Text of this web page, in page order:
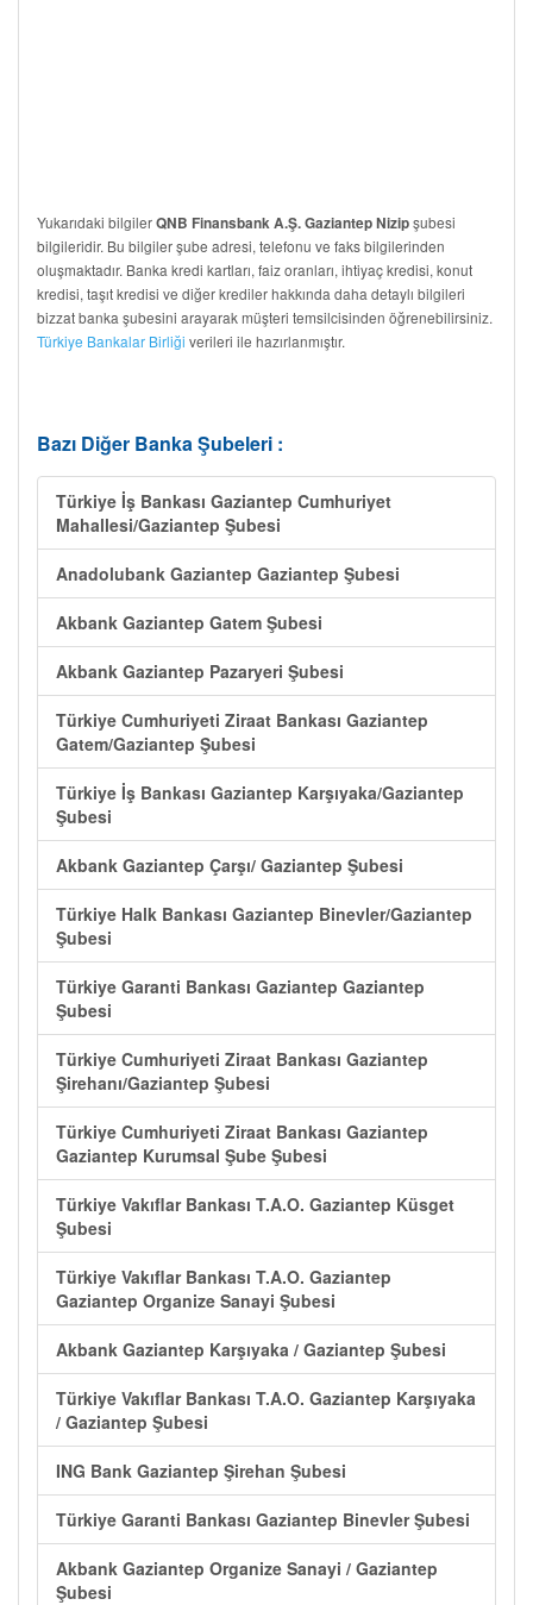
Yukarıdaki bilgilerQNB Finansbank A.Ş. Gaziantep Nizipşubesi
bilgileridir. Bu bilgiler şube adresi, telefonu ve faks bilgilerinden
oluşmaktadır. Banka kredi kartları, faiz oranları, ihtiyaç kredisi, konut
kredisi, taşıt kredisi ve diğer krediler hakkında daha detaylı bilgileri
bizzat banka şubesini arayarak müşteri temsilcisinden öğrenebilirsiniz.
Türkiye Bankalar Birliği verileri ile hazırlanmıştır.
Bazı Diğer Banka Şubeleri :
Türkiye İş Bankası Gaziantep Cumhuriyet
Mahallesi/Gaziantep Şubesi
Anadolubank Gaziantep Gaziantep Şubesi
Akbank Gaziantep Gatem Şubesi
Akbank Gaziantep Pazaryeri Şubesi
Türkiye Cumhuriyeti Ziraat Bankası Gaziantep
Gatem/Gaziantep Şubesi
Türkiye İş Bankası Gaziantep Karşıyaka/Gaziantep
Şubesi
Akbank Gaziantep Çarşı/ Gaziantep Şubesi
Türkiye Halk Bankası Gaziantep Binevler/Gaziantep
Şubesi
Türkiye Garanti Bankası Gaziantep Gaziantep
Şubesi
Türkiye Cumhuriyeti Ziraat Bankası Gaziantep
Şirehanı/Gaziantep Şubesi
Türkiye Cumhuriyeti Ziraat Bankası Gaziantep
Gaziantep Kurumsal Şube Şubesi
Türkiye Vakıflar Bankası T.A.O. Gaziantep Küsget
Şubesi
Türkiye Vakıflar Bankası T.A.O. Gaziantep
Gaziantep Organize Sanayi Şubesi
Akbank Gaziantep Karşıyaka / Gaziantep Şubesi
Türkiye Vakıflar Bankası T.A.O. Gaziantep Karşıyaka
/ Gaziantep Şubesi
ING Bank Gaziantep Şirehan Şubesi
Türkiye Garanti Bankası Gaziantep Binevler Şubesi
Akbank Gaziantep Organize Sanayi / Gaziantep
Şubesi